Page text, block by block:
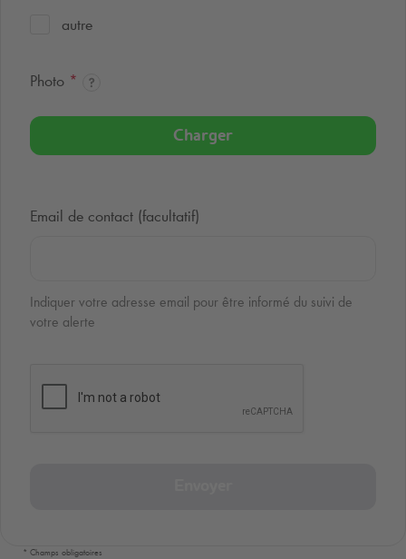
autre
Photo *
Charger
Email de contact (facultatif)
Indiquer votre adresse email pour être informé du suivi de
votre alerte
* Champs obligatoires